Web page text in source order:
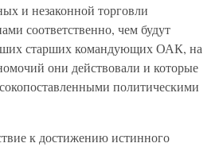
и незаконной торговли
соответственно, чем будут
старших командующих ОАК, на
они действовали и которые
политическими
к достижению истинного